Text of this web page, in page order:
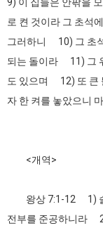
로 켠 것이라 그 초석
그러하니 10) 그 초
되는 돌이라 11) 그
도 있으며 12) 또 큰
자 한 켜를 놓았으니
<개역>
왕상 7:1-12 1)
전부를 준공하니라